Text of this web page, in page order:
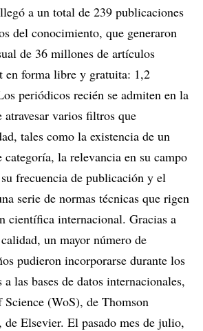
a un total de 239 publicaciones
del conocimiento, que generaron
de 36 millones de artículos
en forma libre y gratuita: 1,2
periódicos recién se admiten en la
varios filtros que
tales como la existencia de un
la relevancia en su campo
frecuencia de publicación y el
serie de normas técnicas que rigen
científica internacional. Gracias a
un mayor número de
pudieron incorporarse durante los
las bases de datos internacionales,
(WoS), de Thomson
de Elsevier. El pasado mes de julio,